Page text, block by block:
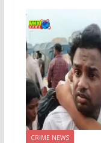
CRIME NEWS